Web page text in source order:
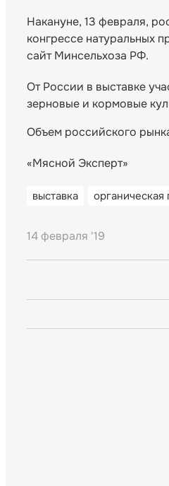
Накануне, 13 февраля,
конгрессе натуральных
сайт Минсельхоза РФ.
От России в выставке
зерновые и кормовые
Объем российского
«Мясной Эксперт»
выставка органическая
14 февраля '19